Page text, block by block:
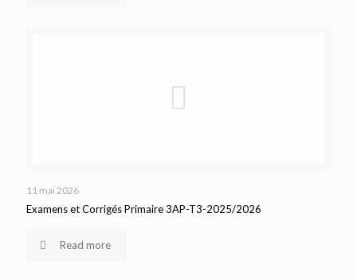
11 mai 2026
Examens et Corrigés Primaire 3AP-T3-2025/2026
Read more